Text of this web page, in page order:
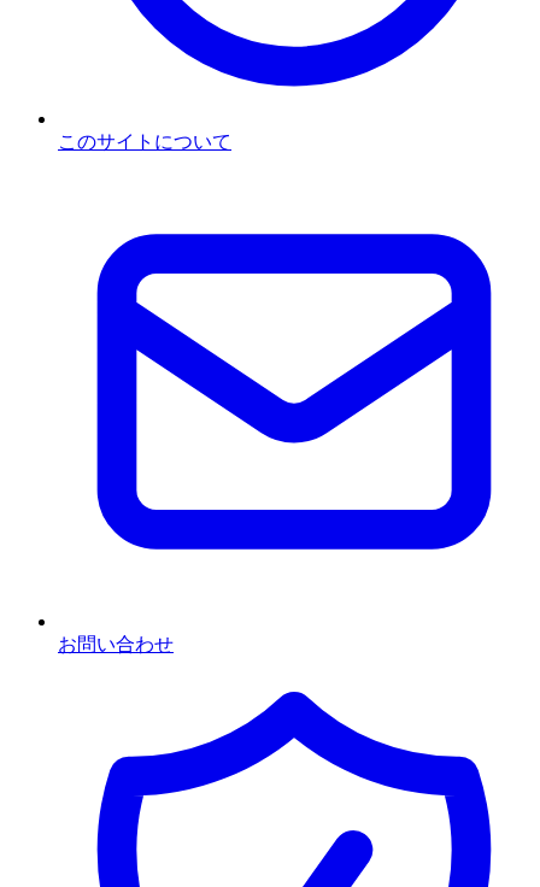
このサイトについて
お問い合わせ